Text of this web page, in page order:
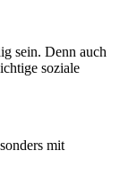
sein. Denn auch
soziale
mit